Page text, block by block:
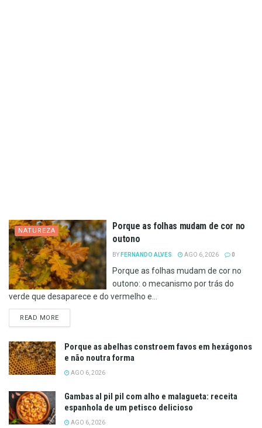
NATUREZA
Porque as folhas mudam de cor no
outono
BY FERNANDO ALVES AGO 6, 2026 0
Porque as folhas mudam de cor no
outono: o mecanismo por trás do
verde que desaparece e do vermelho e...
READ MOREDETAILS
Porque as abelhas constroem favos em hexágonos
e não noutra forma
AGO 6, 2026
Gambas al pil pil com alho e malagueta: receita
espanhola de um petisco delicioso
AGO 6, 2026